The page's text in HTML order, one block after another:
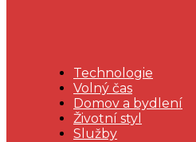
Technologie
Volný čas
Domov a bydlení
Životní styl
Služby